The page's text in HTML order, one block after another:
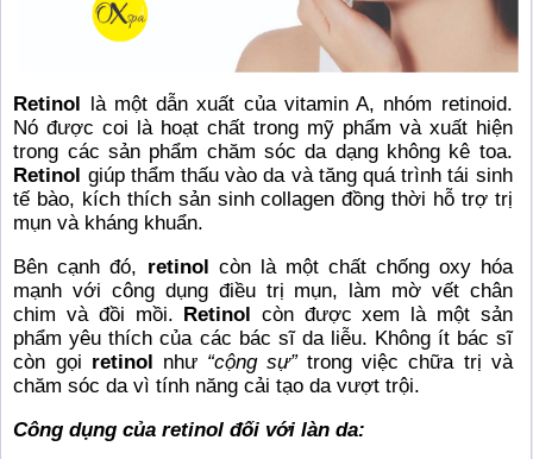
Retinol là một dẫn xuất của vitamin A, nhóm retinoid.
Nó được coi là hoạt chất trong mỹ phẩm và xuất hiện
trong các sản phẩm chăm sóc da dạng không kê toa.
Retinol giúp thẩm thấu vào da và tăng quá trình tái sinh
tế bào, kích thích sản sinh collagen đồng thời hỗ trợ trị
mụn và kháng khuẩn.
Bên cạnh đó, retinol còn là một chất chống oxy hóa
mạnh với công dụng điều trị mụn, làm mờ vết chân
chim và đồi mồi. Retinolcòn được xem là một sản
phẩm yêu thích của các bác sĩ da liễu. Không ít bác sĩ
còn gọi retinol như“cộng sự”trong việc chữa trị và
chăm sóc da vì tính năng cải tạo da vượt trội.
Công dụng của retinol đối với làn da: